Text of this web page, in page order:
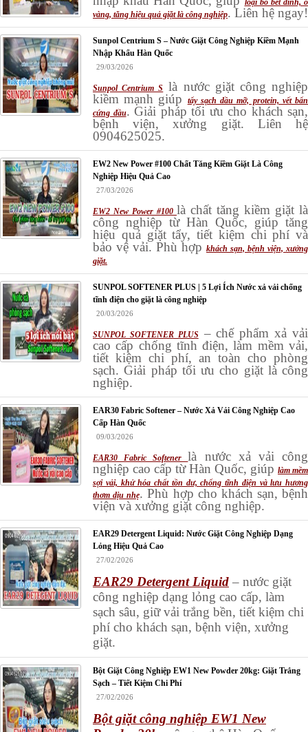
loại bỏ bết dính, ố
vàng, tăng hiệu quả giặt là công nghiệp. Liên hệ ngay!
Sunpol Centrium S – Nước Giặt Công Nghiệp Kiềm Mạnh
Nhập Khẩu Hàn Quốc
29/03/2026
Sunpol Centrium S
là nước giặt công nghiệp
kiềm mạnh giúp
tẩy sạch dầu mỡ, protein, vết bẩn
cứng đầu. Giải pháp tối ưu cho khách sạn,
bệnh viện, xưởng giặt. Liên hệ
0904625025.
EW2 New Power #100 Chất Tăng Kiềm Giặt Là Công
Nghiệp Hiệu Quả Cao
27/03/2026
EW2 New Power #100 là chất tăng kiềm giặt là
công nghiệp từ Hàn Quốc, giúp tăng
hiệu quả giặt tẩy, tiết kiệm chi phí và
bảo vệ vải. Phù hợp khách sạn, bệnh viện, xưởng
giặt.
SUNPOL SOFTENER PLUS | 5 Lợi Ích Nước xả vải chống
tĩnh điện cho giặt là công nghiệp
20/03/2026
SUNPOL SOFTENER PLUS
– chế phẩm xả vải
cao cấp chống tĩnh điện, làm mềm vải,
tiết kiệm chi phí, an toàn cho phòng
sạch. Giải pháp tối ưu cho giặt là công
nghiệp.
EAR30 Fabric Softener – Nước Xả Vải Công Nghiệp Cao
Cấp Hàn Quốc
09/03/2026
EAR30 Fabric Softenerlà nước xả vải công
nghiệp cao cấp từ Hàn Quốc, giúp làm mềm
sợi vải, khử hóa chất tồn dư, chống tĩnh điện và lưu hương
thơm dịu nhẹ. Phù hợp cho khách sạn, bệnh
viện và xưởng giặt công nghiệp.
EAR29 Detergent Liquid: Nước Giặt Công Nghiệp Dạng
Lỏng Hiệu Quả Cao
27/02/2026
EAR29 Detergent Liquid – nước giặt
công nghiệp dạng lỏng cao cấp, làm
sạch sâu, giữ vải trắng bền, tiết kiệm chi
phí cho khách sạn, bệnh viện, xưởng
giặt.
Bột Giặt Công Nghiệp EW1 New Powder 20kg: Giặt Trắng
Sạch – Tiết Kiệm Chi Phí
27/02/2026
Bột giặt công nghiệp EW1 New